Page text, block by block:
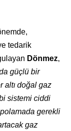
tedarik
Dönmez,
güçlü bir
altı doğal gaz
sistemi ciddi
gerekli
gaz